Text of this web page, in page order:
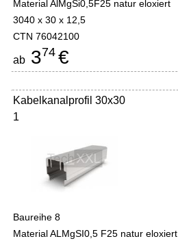
Material AlMgSi0,5F25 natur eloxiert
3040 x 30 x 12,5
CTN 76042100
ab 374 €
Kabelkanalprofil 30x30
1
Baureihe 8
Material ALMgSI0,5 F25 natur eloxiert